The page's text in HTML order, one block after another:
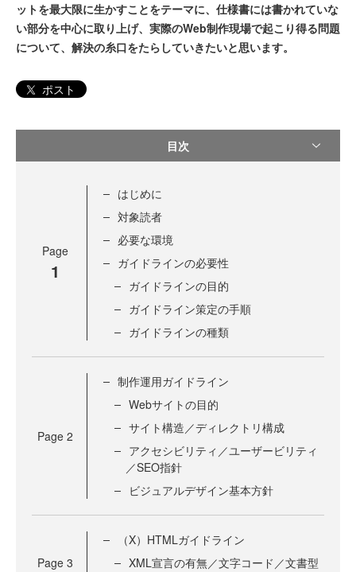
ットを最大限に生かすことをテーマに、仕様書には書かれていな
い部分を中心に取り上げ、実際のWeb制作現場で起こり得る問題
について、解決の糸口をたらしていきたいと思います。
ポスト
目次
Page
1
はじめに
対象読者
必要な環境
ガイドラインの必要性
ガイドラインの目的
ガイドライン策定の手順
ガイドラインの種類
Page 2
制作運用ガイドライン
Webサイトの目的
サイト構造／ディレクトリ構成
アクセシビリティ／ユーザービリティ
／SEO指針
ビジュアルデザイン基本方針
Page 3
（X）HTMLガイドライン
XML宣言の有無／文字コード／文書型